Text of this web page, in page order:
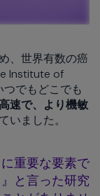
、世界有数の癌
Institute of
つでもどこでも
速で、より機敏
いました。
重要な要素で
と言った研究